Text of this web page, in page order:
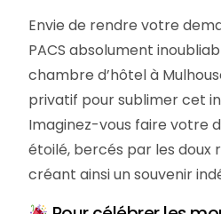
Envie de rendre votre
PACS absolument
chambre d’hôtel à
privatif pour sublimer cet
Imaginez-vous faire votre
étoilé, bercés par les doux
créant ainsi un souvenir